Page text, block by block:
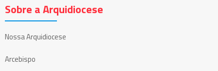
Sobre a Arquidiocese
Nossa Arquidiocese
Arcebispo